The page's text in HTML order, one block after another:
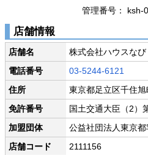
管理番号： ksh-
店舗情報
店舗名
株式会社ハウスな
電話番号
03-5244-6121
住所
東京都足立区千住
免許番号
国土交通大臣（2）
加盟団体
公益社団法人東京
店舗コード
2111156